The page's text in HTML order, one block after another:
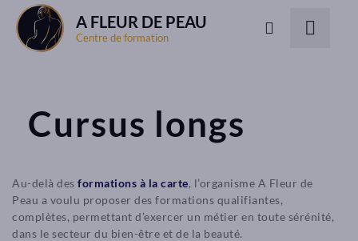
A FLEUR DE PEAU
Centre de formation
Cursus longs
Au-delà des formations à la carte, l’organisme A Fleur de
Peau a voulu proposer des formations qualifiantes,
complètes, permettant d’exercer un métier en toute sérénité,
dans le secteur du bien-être et de la beauté.